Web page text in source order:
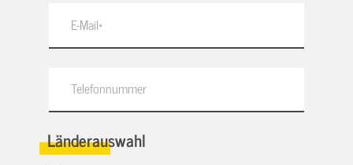
Länderauswahl